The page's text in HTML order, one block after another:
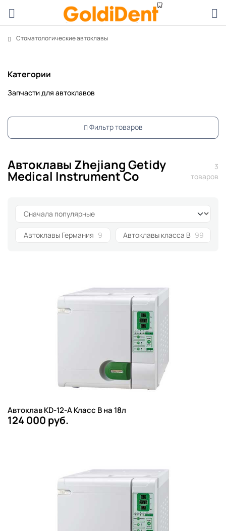
Стоматологические автоклавы
Категории
Запчасти для автоклавов
Фильтр товаров
Автоклавы Zhejiang Getidy
Medical Instrument Co
3
товаров
Автоклавы Германия 9 Автоклавы класса B 99
Автоклав KD-12-A Класс B на 18л
124 000 руб.